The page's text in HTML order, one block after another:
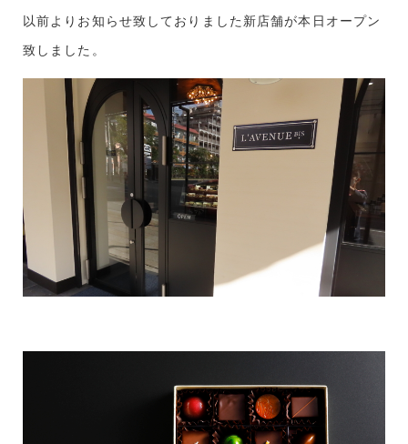
以前よりお知らせ致しておりました新店舗が本日オープン
致しました。